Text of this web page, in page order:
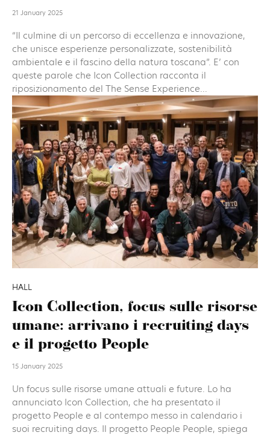
21 January 2025
“Il culmine di un percorso di eccellenza e innovazione,
che unisce esperienze personalizzate, sostenibilità
ambientale e il fascino della natura toscana”. E’ con
queste parole che Icon Collection racconta il
riposizionamento del The Sense Experience...
HALL
Icon Collection, focus sulle risorse
umane: arrivano i recruiting days
e il progetto People
15 January 2025
Un focus sulle risorse umane attuali e future. Lo ha
annunciato Icon Collection, che ha presentato il
progetto People e al contempo messo in calendario i
suoi recruiting days. Il progetto People People, spiega